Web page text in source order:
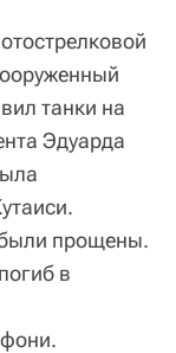
танки на
Эдуарда
прощены.
в